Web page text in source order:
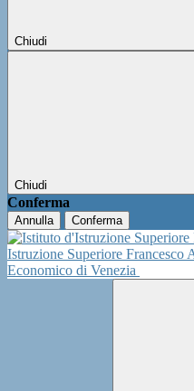
Chiudi
Chiudi
Conferma
Annulla Conferma
Istruzione Superiore Francesco
Economico di Venezia